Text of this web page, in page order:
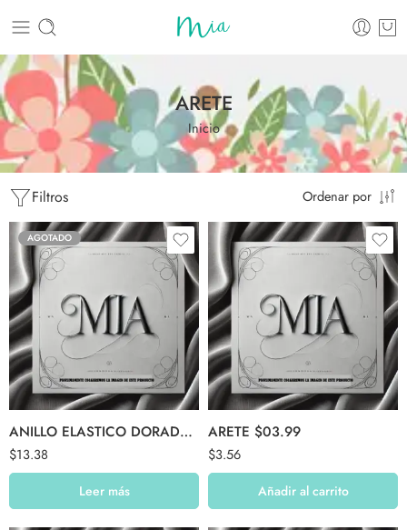
ARETE
Inicio
Filtros Ordenar por
AGOTADO
ANILLO ELASTICO DORADO CENTRO BRILLO
$13.38
Leer más
ARETE $03.99
$3.56
Añadir al carrito